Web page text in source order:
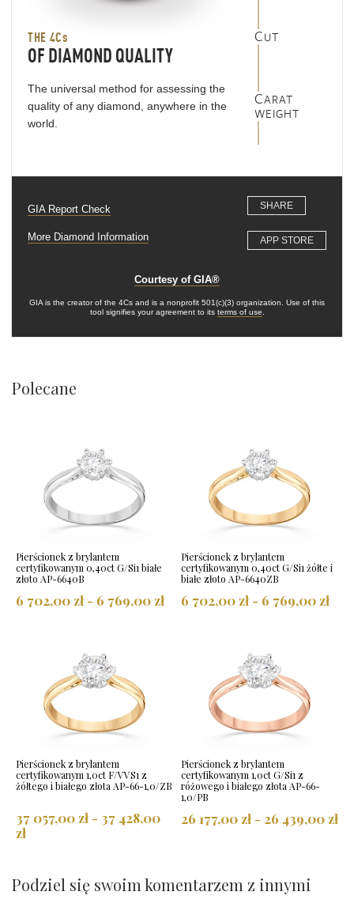
Polecane
Pierścionek z brylantem
certyfikowanym 0,40ct G/Si1 białe
złoto AP-6640B
6 702,00 zł - 6 769,00 zł
Pierścionek z brylantem
certyfikowanym 0,40ct G/Si1 żółte i
białe złoto AP-6640ZB
6 702,00 zł - 6 769,00 zł
Pierścionek z brylantem
certyfikowanym 1,0ct F/VVS1 z
żółtego i białego złota AP-66-1,0/ZB
37 057,00 zł - 37 428,00
zł
Pierścionek z brylantem
certyfikowanym 1,0ct G/Si1 z
różowego i białego złota AP-66-
1,0/PB
26 177,00 zł - 26 439,00 zł
Podziel się swoim komentarzem z innymi